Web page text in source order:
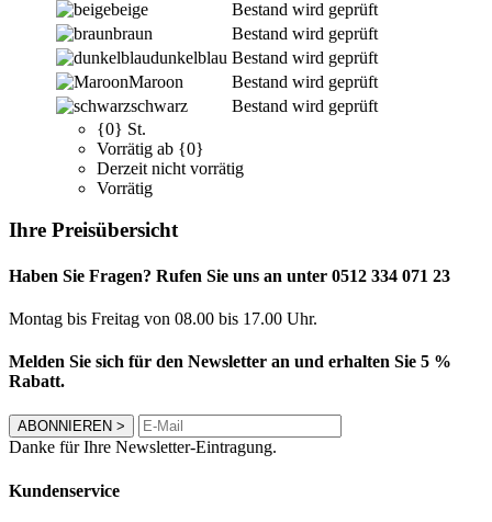
beige
Bestand wird geprüft
braun
Bestand wird geprüft
dunkelblau Bestand wird geprüft
Maroon
Bestand wird geprüft
schwarz
Bestand wird geprüft
{0} St.
Vorrätig ab {0}
Derzeit nicht vorrätig
Vorrätig
Ihre Preisübersicht
Haben Sie Fragen? Rufen Sie uns an unter 0512 334 071 23
Montag bis Freitag von 08.00 bis 17.00 Uhr.
Melden Sie sich für den Newsletter an und erhalten Sie 5 %
Rabatt.
ABONNIEREN >
Danke für Ihre Newsletter-Eintragung.
Kundenservice